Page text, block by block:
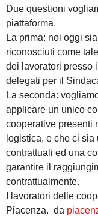
Due questioni
piattaforma.
La prima: noi oggi
riconosciuti come
dei lavoratori presso
delegati per il
La seconda:
applicare un unico
cooperative presenti
logistica, e che ci
contrattuali ed una
garantire il
contrattualmente.
I lavoratori delle
Piacenza. da